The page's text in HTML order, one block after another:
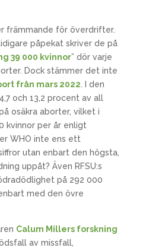
främmande för överdrifter.
påpekat skriver de på
39 000 kvinnor” dör varje
Dock stämmer det inte
från mars 2022 . I den
och 13,2 procent av all
osäkra aborter, vilket i
kvinnor per år enligt
WHO inte ens ett
utan enbart den högsta,
uppåt? Även RFSU:s
på 292 000
med den övre
Calum Millers forskning
av missfall,